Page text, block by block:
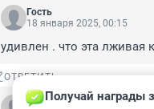
Гость
18 января 2025, 00:15
удивлен . что эта лживая
ОТВЕТИТЬ
ГостьПолучай награды